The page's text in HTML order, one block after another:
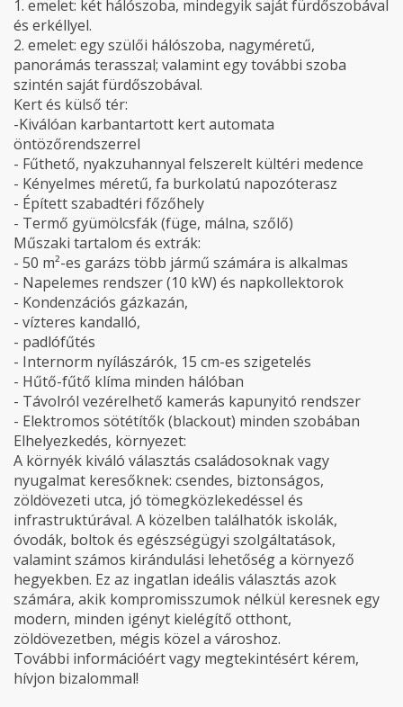
1. emelet: két hálószoba, mindegyik saját fürdőszobával
és erkéllyel.
2. emelet: egy szülői hálószoba, nagyméretű,
panorámás terasszal; valamint egy további szoba
szintén saját fürdőszobával.
Kert és külső tér:
-Kiválóan karbantartott kert automata
öntözőrendszerrel
- Fűthető, nyakzuhannyal felszerelt kültéri medence
- Kényelmes méretű, fa burkolatú napozóterasz
- Épített szabadtéri főzőhely
- Termő gyümölcsfák (füge, málna, szőlő)
Műszaki tartalom és extrák:
- 50 m²-es garázs több jármű számára is alkalmas
- Napelemes rendszer (10 kW) és napkollektorok
- Kondenzációs gázkazán,
- vízteres kandalló,
- padlófűtés
- Internorm nyílászárók, 15 cm-es szigetelés
- Hűtő-fűtő klíma minden hálóban
- Távolról vezérelhető kamerás kapunyitó rendszer
- Elektromos sötétítők (blackout) minden szobában
Elhelyezkedés, környezet:
A környék kiváló választás családosoknak vagy
nyugalmat keresőknek: csendes, biztonságos,
zöldövezeti utca, jó tömegközlekedéssel és
infrastruktúrával. A közelben találhatók iskolák,
óvodák, boltok és egészségügyi szolgáltatások,
valamint számos kirándulási lehetőség a környező
hegyekben. Ez az ingatlan ideális választás azok
számára, akik kompromisszumok nélkül keresnek egy
modern, minden igényt kielégítő otthont,
zöldövezetben, mégis közel a városhoz.
További információért vagy megtekintésért kérem,
hívjon bizalommal!